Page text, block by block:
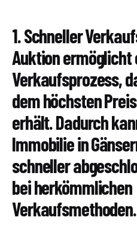
1. Schneller
Auktion ermöglicht
Verkaufsprozess,
dem höchsten
erhält. Dadurch
Immobilie in
schneller
bei herkömmlichen
Verkaufsmethoden.